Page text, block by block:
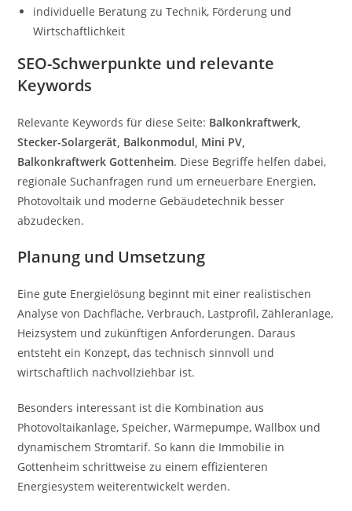
individuelle Beratung zu Technik, Förderung und
Wirtschaftlichkeit
SEO-Schwerpunkte und relevante
Keywords
Relevante Keywords für diese Seite: Balkonkraftwerk,
Stecker-Solargerät, Balkonmodul, Mini PV,
Balkonkraftwerk Gottenheim. Diese Begriffe helfen dabei,
regionale Suchanfragen rund um erneuerbare Energien,
Photovoltaik und moderne Gebäudetechnik besser
abzudecken.
Planung und Umsetzung
Eine gute Energielösung beginnt mit einer realistischen
Analyse von Dachfläche, Verbrauch, Lastprofil, Zähleranlage,
Heizsystem und zukünftigen Anforderungen. Daraus
entsteht ein Konzept, das technisch sinnvoll und
wirtschaftlich nachvollziehbar ist.
Besonders interessant ist die Kombination aus
Photovoltaikanlage, Speicher, Wärmepumpe, Wallbox und
dynamischem Stromtarif. So kann die Immobilie in
Gottenheim schrittweise zu einem effizienteren
Energiesystem weiterentwickelt werden.